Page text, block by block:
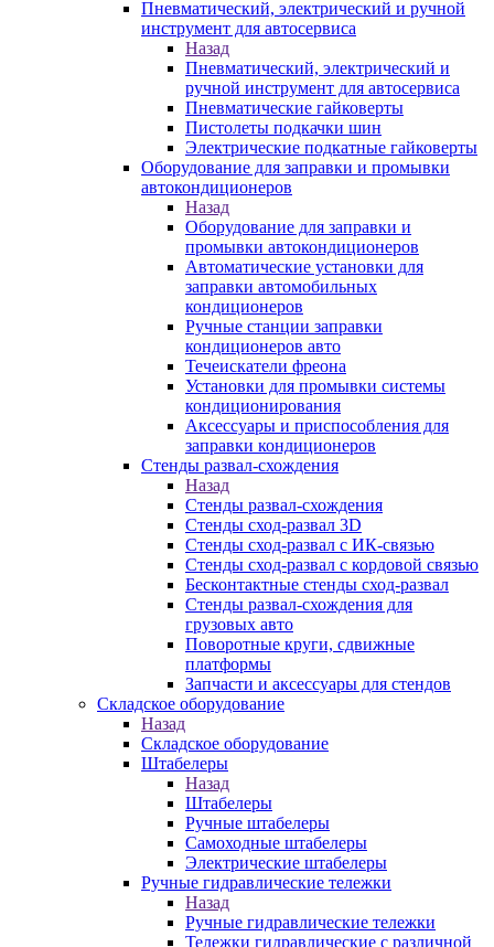
Пневматический, электрический и ручной
инструмент для автосервиса
Назад
Пневматический, электрический и
ручной инструмент для автосервиса
Пневматические гайковерты
Пистолеты подкачки шин
Электрические подкатные гайковерты
Оборудование для заправки и промывки
автокондиционеров
Назад
Оборудование для заправки и
промывки автокондиционеров
Автоматические установки для
заправки автомобильных
кондиционеров
Ручные станции заправки
кондиционеров авто
Течеискатели фреона
Установки для промывки системы
кондиционирования
Аксессуары и приспособления для
заправки кондиционеров
Стенды развал-схождения
Назад
Стенды развал-схождения
Стенды сход-развал 3D
Стенды сход-развал с ИК-связью
Стенды сход-развал с кордовой связью
Бесконтактные стенды сход-развал
Стенды развал-схождения для
грузовых авто
Поворотные круги, сдвижные
платформы
Запчасти и аксессуары для стендов
Складское оборудование
Назад
Складское оборудование
Штабелеры
Назад
Штабелеры
Ручные штабелеры
Самоходные штабелеры
Электрические штабелеры
Ручные гидравлические тележки
Назад
Ручные гидравлические тележки
Тележки гидравлические с различной